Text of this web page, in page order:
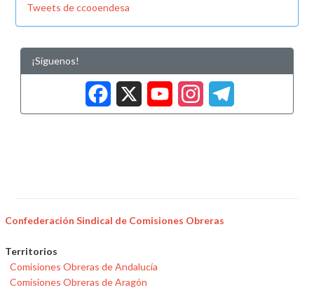
Tweets de ccooendesa
¡Síguenos!
Facebook
X
Confederación Sindical de Comisiones Obreras
Territorios
Comisiones Obreras de Andalucía
Comisiones Obreras de Aragón